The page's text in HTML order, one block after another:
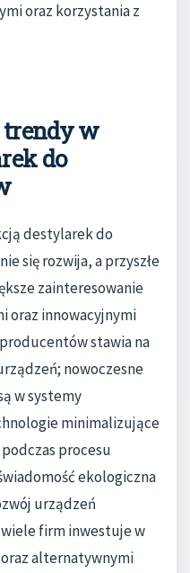
oraz korzystania z
trendy w
do
destylarek do
się rozwija, a przyszłe
zainteresowanie
oraz innowacyjnymi
stawia na
nowoczesne
w systemy
minimalizujące
procesu
ekologiczna
urządzeń
firm inwestuje w
alternatywnymi